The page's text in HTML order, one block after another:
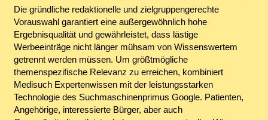
Die gründliche redaktionelle und zielgruppengerechte
Vorauswahl garantiert eine außergewöhnlich hohe
Ergebnisqualität und gewährleistet, dass lästige
Werbeeinträge nicht länger mühsam von Wissenswertem
getrennt werden müssen. Um größtmögliche
themenspezifische Relevanz zu erreichen, kombiniert
Medisuch Expertenwissen mit der leistungsstarken
Technologie des Suchmaschinenprimus Google. Patienten,
Angehörige, interessierte Bürger, aber auch